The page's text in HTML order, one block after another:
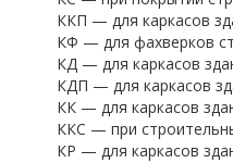
ККП — для каркасов
КФ — для фахверков
КД — для каркасов
КДП — для каркасов
КК — для каркасов
ККС — при
КР — для каркасов